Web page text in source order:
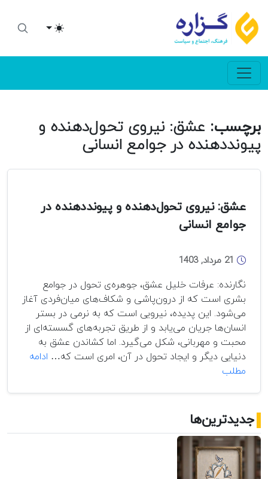
Toggle theme
برچسب: عشق: نیروی تحول‌دهنده و
پیونددهنده در جوامع انسانی
عشق: نیروی تحول‌دهنده و پیونددهنده در
جوامع انسانی
نگارنده: عرفات خلیل عشق، جوهره‌ی تحول در جوامع
بشری است که از درون‌پاشی و شکاف‌های میان‌فردی آغاز
می‌شود. این پدیده، نیرویی است که به نرمی در بستر
انسان‌ها جریان می‌یابد و از طریق تجربه‌های گسسته‌ای از
محبت و مهربانی، شکل می‌گیرد. اما کشاندن عشق به
دنیایی دیگر و ایجاد تحول در آن، امری است که… ادامه
مطلب
و
پیونددهنده
در
جوامع
انسانی
جدیدترین‌ها